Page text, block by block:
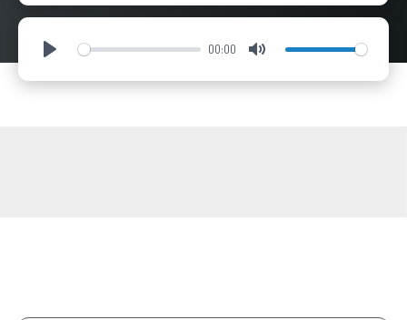
Play 00:00 Mute